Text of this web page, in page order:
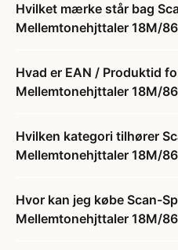
Hvilket mærke står bag
Mellemtonehjttaler 18M/
Hvad er EAN / Produktid
Mellemtonehjttaler 18M/
Hvilken kategori tilhører
Mellemtonehjttaler 18M/
Hvor kan jeg købe Scan-
Mellemtonehjttaler 18M/